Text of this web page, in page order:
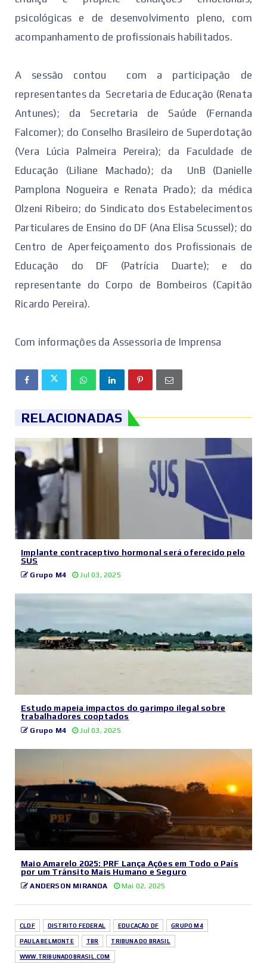
psicológicas e de desenvolvimento pleno, com
acompanhamento de profissionais habilitados.
A sessão contou com a participação de
representantes da Secretaria de Educação (Renata
Antunes); da Secretaria de Saúde (Fernanda
Falcomer); do Conselho Brasileiro de Superdotação
(Vera Lúcia Palmeira Pereira); da Faculdade de
Educação (Liliane Machado); da UnB (Danielle
Pamplona Nogueira e Renata Prado); da médica
Olzeni Ribeiro; do Sindicato dos Estabelecimentos
Particulares de Ensino do DF (Ana Elisa Scussel); do
Centro de Aperfeiçoamento dos Profissionais de
Educação do DF (Patrícia Duarte); e do
representante do Corpo de Bombeiros (Capitão
Ricardo Pereira).
Com informações da Assessoria de Imprensa
RELACIONADAS
Implante contraceptivo hormonal será oferecido pelo
SUS
Grupo M4 Jul 03, 2025
Estudo mapeia impactos do garimpo ilegal sobre
trabalhadores cooptados
Grupo M4 Jul 03, 2025
Maio Amarelo 2025: PRF Lança Ações em Todo o País
por um Trânsito Mais Humano e Seguro
ANDERSON MIRANDA Mai 02, 2025
CLDF DISTRITO FEDERAL EDUCAÇÃO DF GRUPO M4
PAULA BELMONTE TBR TRIBUNA DO BRASIL
WWW.TRIBUNADOBRASIL.COM